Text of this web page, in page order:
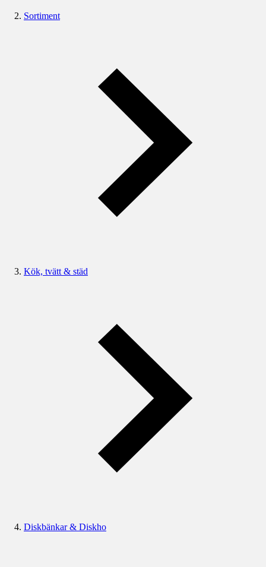
Sortiment
Kök, tvätt & städ
Diskbänkar & Diskho